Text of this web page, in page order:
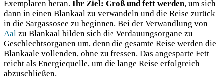
Exem­pla­ren her­an. Ihr Ziel: Groß und fett wer­den, um sich
dann in einen Blan­kaal zu ver­wan­deln und die Rei­se zurück
in die Sar­gas­so­see zu begin­nen. Bei der Ver­wand­lung von
Aal zu Blan­kaal bil­den sich die Ver­dau­ungs­or­ga­ne zu
Geschlechts­or­ga­nen um, denn die gesam­te Rei­se wer­den die
Blan­kaa­le voll­enden, ohne zu fres­sen. Das ange­spar­te Fett
reicht als Ener­gie­quel­le, um die lan­ge Rei­se erfolg­reich
abzuschließen.